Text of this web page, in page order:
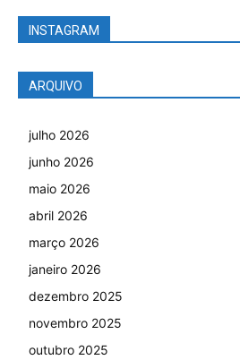
INSTAGRAM
ARQUIVO
julho 2026
junho 2026
maio 2026
abril 2026
março 2026
janeiro 2026
dezembro 2025
novembro 2025
outubro 2025